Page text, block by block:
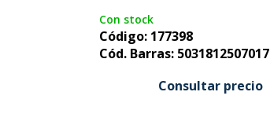
Con stock
Código: 177398
Cód. Barras: 5031812507017
Consultar precio